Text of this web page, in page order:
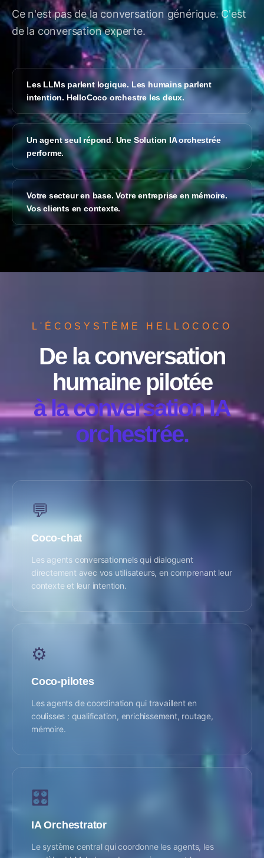
Ce n'est pas de la conversation générique. C'est
de la conversation experte.
Les LLMs parlent logique. Les humains parlent
intention. HelloCoco orchestre les deux.
Un agent seul répond. Une Solution IA orchestrée
performe.
Votre secteur en base. Votre entreprise en mémoire.
Vos clients en contexte.
L'ÉCOSYSTÈME HELLOCOCO
De la conversation
humaine pilotée
à la conversation IA
orchestrée.
💬
Coco-chat
Les agents conversationnels qui dialoguent
directement avec vos utilisateurs, en comprenant leur
contexte et leur intention.
⚙️
Coco-pilotes
Les agents de coordination qui travaillent en
coulisses : qualification, enrichissement, routage,
mémoire.
🎛️
IA Orchestrator
Le système central qui coordonne les agents, les